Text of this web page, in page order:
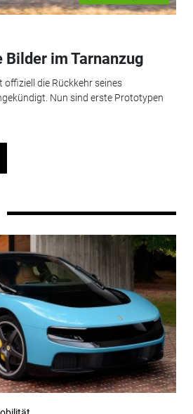
Bilder im Tarnanzug
die Rückkehr seines
Nun sind erste Prototypen